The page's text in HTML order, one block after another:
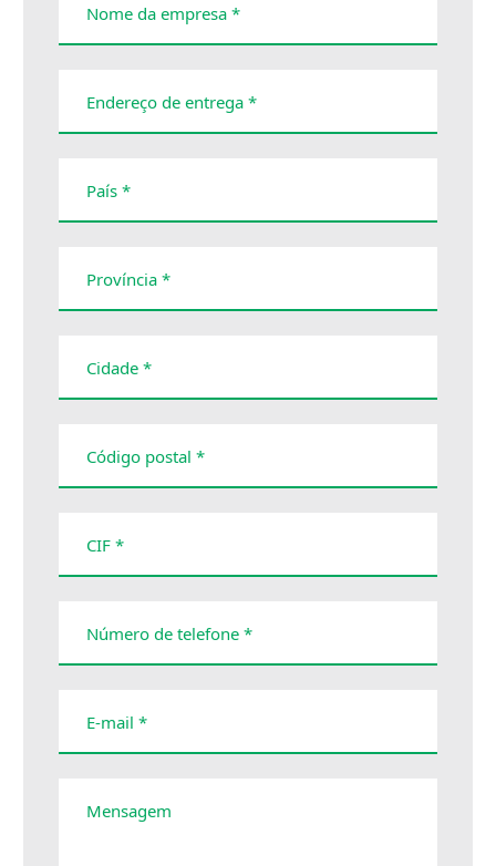
Nome da empresa *
Endereço de entrega *
País *
Província *
Cidade *
Código postal *
CIF *
Número de telefone *
E-mail *
Mensagem